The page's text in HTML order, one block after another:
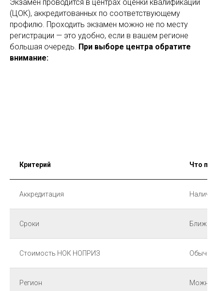
Экзамен проводится в центрах оценки квалификации
(ЦОК), аккредитованных по соответствующему
профилю. Проходить экзамен можно не по месту
регистрации — это удобно, если в вашем регионе
большая очередь. При выборе центра обратите
внимание:
Критерий Что
Аккредитация
Сроки
Стоимость НОК НОПРИЗ Обычно
Регион Можно